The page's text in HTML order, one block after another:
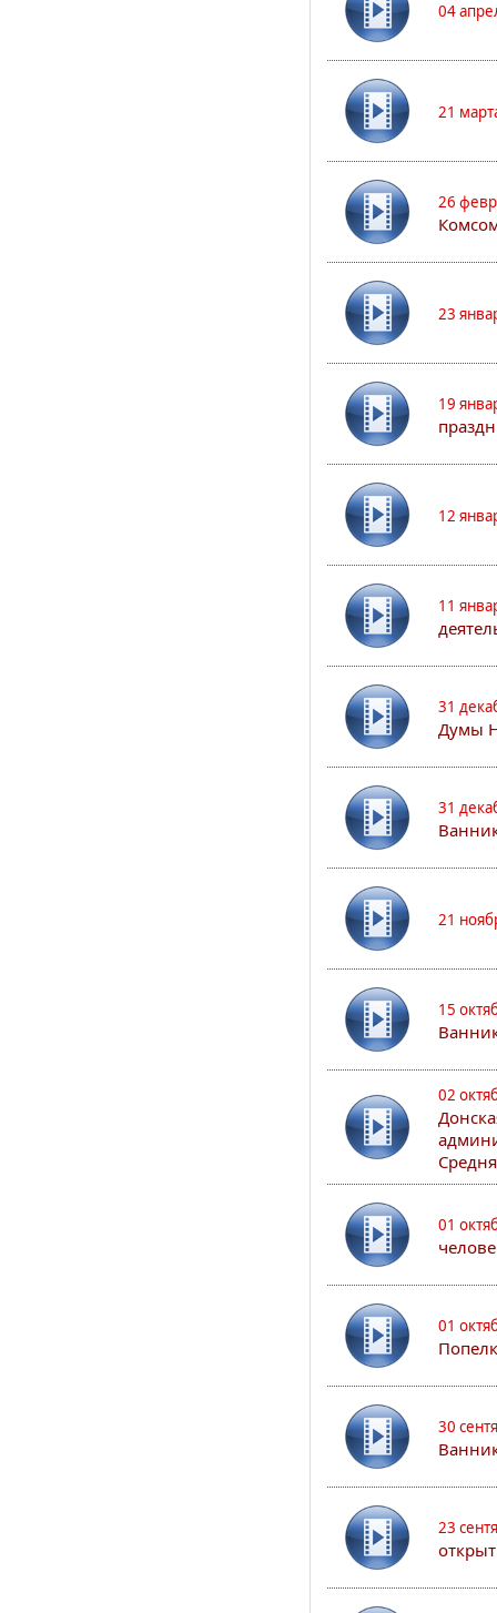
04
21
26
23
19
12
11
31
Думы
31
21
15
02
01
01
30
23